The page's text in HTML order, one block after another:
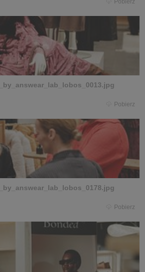
Pobierz
Pobierz
Pobierz